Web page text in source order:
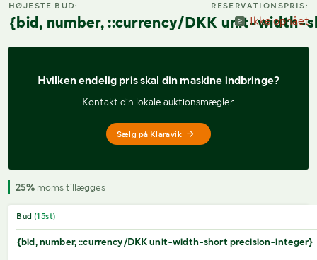
HØJESTE BUD:
{bid, number, ::currency/DKK unit-width-
RESERVATIONSPRIS:
Ikke opnået
Hvilken endelig pris skal din maskine indbringe?
Kontakt din lokale auktionsmægler.
Sælg på Klaravik
25% moms tillægges
Bud (15st)
{bid, number, ::currency/DKK unit-width-short precision-integer}